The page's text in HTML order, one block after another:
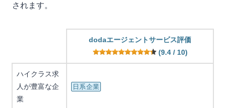
されます。
dodaエージェントサービス評価
(9.4 / 10)
ハイクラス求
人が豊富な企
業
日系企業